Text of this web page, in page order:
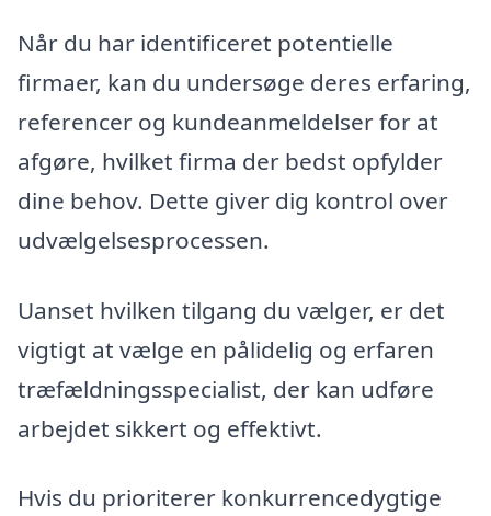
Når du har identificeret potentielle
firmaer, kan du undersøge deres erfaring,
referencer og kundeanmeldelser for at
afgøre, hvilket firma der bedst opfylder
dine behov. Dette giver dig kontrol over
udvælgelsesprocessen.
Uanset hvilken tilgang du vælger, er det
vigtigt at vælge en pålidelig og erfaren
træfældningsspecialist, der kan udføre
arbejdet sikkert og effektivt.
Hvis du prioriterer konkurrencedygtige